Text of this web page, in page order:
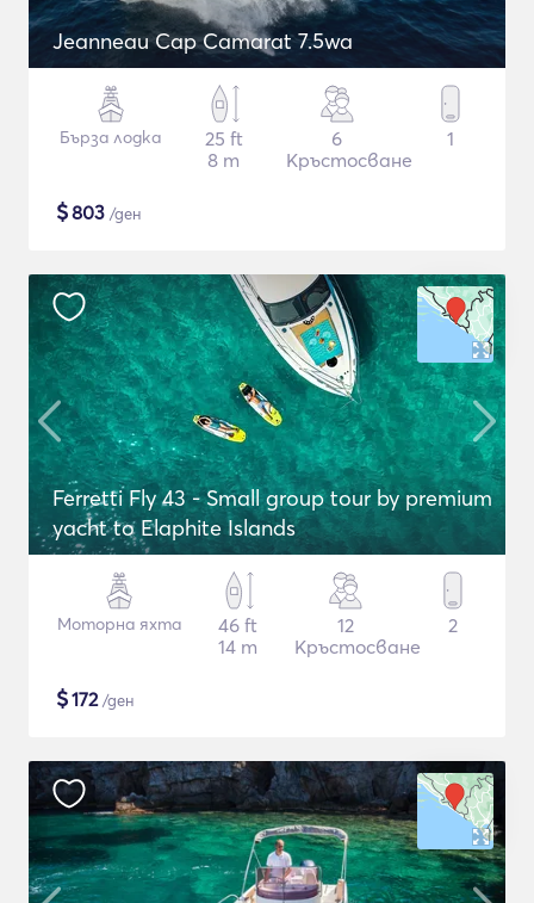
Jeanneau Cap Camarat 7.5wa
Бърза лодка
25 ft
8 m
6
Кръстосване
1
$803 /ден
Ferretti Fly 43 - Small group tour by premium
yacht to Elaphite Islands
Моторна яхта
46 ft
14 m
12
Кръстосване
2
$172/ден